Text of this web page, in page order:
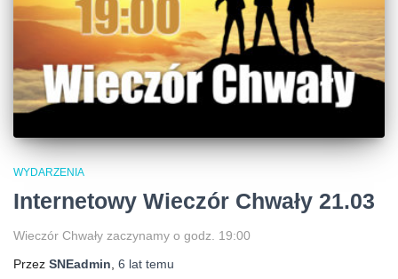
WYDARZENIA
Internetowy Wieczór Chwały 21.03
Wieczór Chwały zaczynamy o godz. 19:00
Przez SNEadmin, 6 lat temu